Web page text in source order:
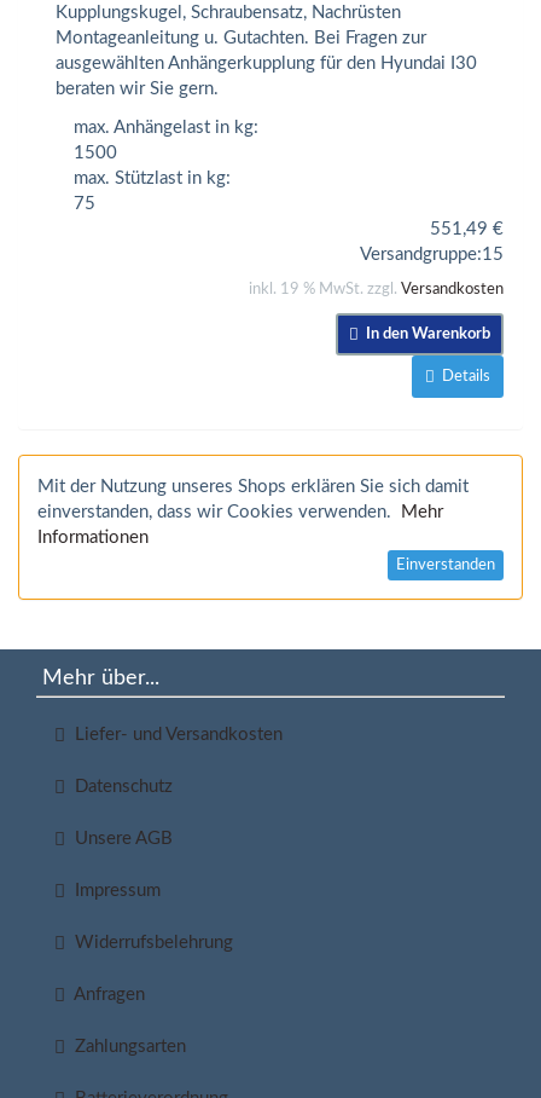
Kupplungskugel, Schraubensatz, Nachrüsten
Montageanleitung u. Gutachten. Bei Fragen zur
ausgewählten Anhängerkupplung für den Hyundai I30
beraten wir Sie gern.
max. Anhängelast in kg:
1500
max. Stützlast in kg:
75
551,49 €
Versandgruppe:15
inkl. 19 % MwSt. zzgl. Versandkosten
In den Warenkorb
Details
Mit der Nutzung unseres Shops erklären Sie sich damit
einverstanden, dass wir Cookies verwenden.
Mehr
Informationen
Einverstanden
Mehr über...
Liefer- und Versandkosten
Datenschutz
Unsere AGB
Impressum
Widerrufsbelehrung
Anfragen
Zahlungsarten